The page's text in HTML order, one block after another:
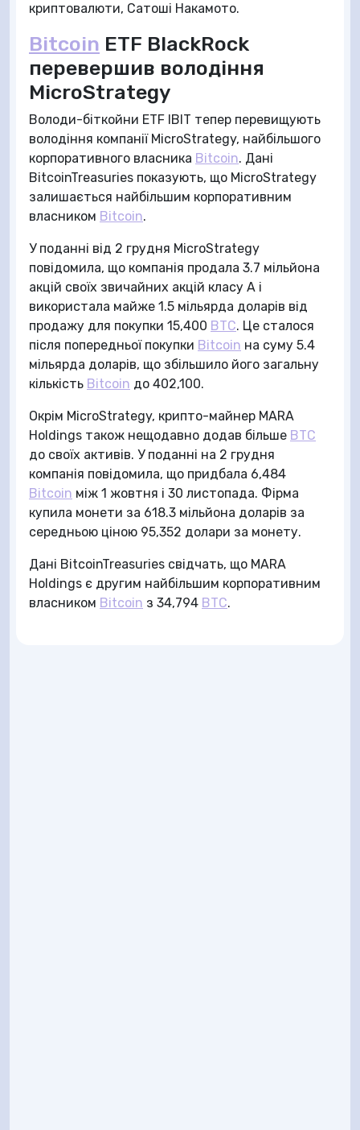
криптовалюти, Сатоші Накамото.
Bitcoin ETF BlackRock
перевершив володіння
MicroStrategy
Володи-біткойни ETF IBIT тепер перевищують
володіння компанії MicroStrategy, найбільшого
корпоративного власника Bitcoin. Дані
BitcoinTreasuries показують, що MicroStrategy
залишається найбільшим корпоративним
власником Bitcoin.
У поданні від 2 грудня MicroStrategy
повідомила, що компанія продала 3.7 мільйона
акцій своїх звичайних акцій класу A і
використала майже 1.5 мільярда доларів від
продажу для покупки 15,400 BTC. Це сталося
після попередньої покупки Bitcoin на суму 5.4
мільярда доларів, що збільшило його загальну
кількість Bitcoin до 402,100.
Окрім MicroStrategy, крипто-майнер MARA
Holdings також нещодавно додав більше BTC
до своїх активів. У поданні на 2 грудня
компанія повідомила, що придбала 6,484
Bitcoin між 1 жовтня і 30 листопада. Фірма
купила монети за 618.3 мільйона доларів за
середньою ціною 95,352 долари за монету.
Дані BitcoinTreasuries свідчать, що MARA
Holdings є другим найбільшим корпоративним
власником Bitcoin з 34,794 BTC.